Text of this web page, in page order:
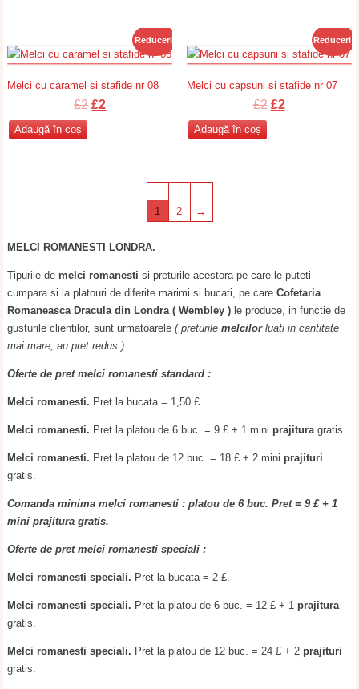
Reduceri!
Melci cu caramel si stafide nr 08
£2 Prețul
£2
Adaugă în coș
Reduceri!
Melci cu capsuni si stafide nr 07
£2 Prețul
£2Prețul
Adaugă în coș
1 2 →
MELCI ROMANESTI LONDRA.
Tipurile de melci romanestisi preturile acestora pe care le puteti
cumpara si la platouri de diferite marimi si bucati, pe careCofetaria
Romaneasca Dracula din Londra ( Wembley ) le produce, in functie de
gusturile clientilor, sunt urmatoarele( preturilemelcilorluati in cantitate
mai mare, au pret redus ).
Oferte de pret melci romanesti standard :
Melci romanesti. Pret la bucata = 1,50 £.
Melci romanesti. Pret la platou de 6 buc. = 9 £ + 1 mini prajituragratis.
Melci romanesti. Pret la platou de 12 buc. = 18 £ + 2 mini prajituri
gratis.
Comanda minima melci romanesti : platou de 6 buc. Pret = 9 £ + 1
mini prajitura gratis.
Oferte de pret melci romanesti speciali :
Melci romanesti speciali. Pret la bucata = 2 £.
Melci romanesti speciali. Pret la platou de 6 buc. = 12 £ + 1 prajitura
gratis.
Melci romanesti speciali. Pret la platou de 12 buc. = 24 £ + 2 prajituri
gratis.